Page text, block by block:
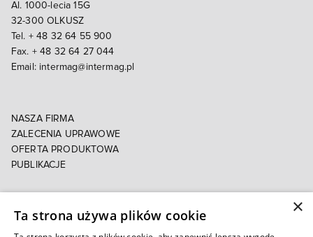
Al. 1000-lecia 15G
32-300 OLKUSZ
Tel. + 48 32 64 55 900
Fax. + 48 32 64 27 044
Email: intermag@intermag.pl
NASZA FIRMA
ZALECENIA UPRAWOWE
OFERTA PRODUKTOWA
PUBLIKACJE
POLITYKA COOKIES
E-FAKTURA
×
Ta strona używa plików cookie